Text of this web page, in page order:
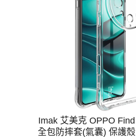
Imak 艾美克 OPPO
全包防摔套(氣囊) 保護